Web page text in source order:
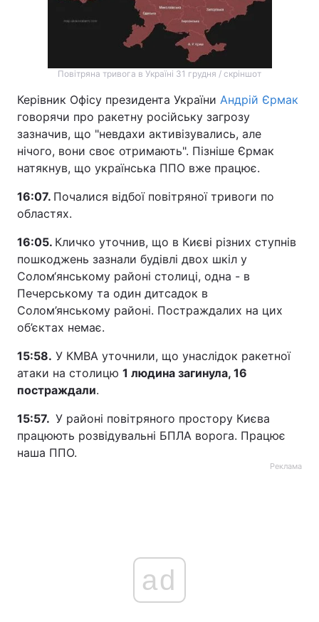
Регіони
Відео з Youtube Статті
Інтерв'ю Думки
Вакансії
Контакти
Тема оформлення
Повітряна тривога в Україні 31 грудня / скріншот
Керівник Офісу президента України Андрій Єрмак
говорячи про ракетну російську загрозу
зазначив, що "невдахи активізувались, але
нічого, вони своє отримають". Пізніше Єрмак
натякнув, що українська ППО вже працює.
16:07. Почалися відбої повітряної тривоги по
областях.
16:05. Кличко уточнив, що в Києві різних ступнів
пошкоджень зазнали будівлі двох шкіл у
Солом‘янському районі столиці, одна - в
Печерському та один дитсадок в
Солом’янському районі. Постраждалих на цих
об’єктах немає.
15:58. У КМВА уточнили, що унаслідок ракетної
атаки на столицю 1 людина загинула, 16
постраждали.
15:57. У районі повітряного простору Києва
працюють розвідувальні БПЛА ворога. Працює
наша ППО.
Реклама
ad